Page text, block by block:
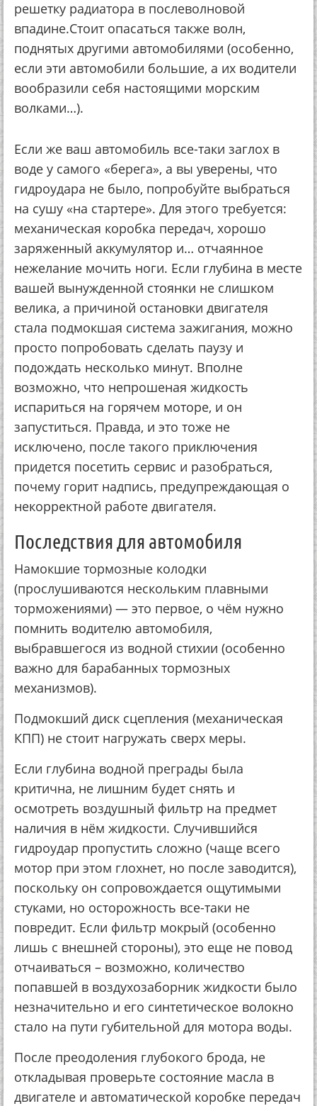
решетку радиатора в послеволновой
впадине.Стоит опасаться также волн,
поднятых другими автомобилями (особенно,
если эти автомобили большие, а их водители
вообразили себя настоящими морским
волками…).
Если же ваш автомобиль все-таки заглох в
воде у самого «берега», а вы уверены, что
гидроудара не было, попробуйте выбраться
на сушу «на стартере». Для этого требуется:
механическая коробка передач, хорошо
заряженный аккумулятор и… отчаянное
нежелание мочить ноги. Если глубина в месте
вашей вынужденной стоянки не слишком
велика, а причиной остановки двигателя
стала подмокшая система зажигания, можно
просто попробовать сделать паузу и
подождать несколько минут. Вполне
возможно, что непрошеная жидкость
испариться на горячем моторе, и он
запуститься. Правда, и это тоже не
исключено, после такого приключения
придется посетить сервис и разобраться,
почему горит надпись, предупреждающая о
некорректной работе двигателя.
Последствия для автомобиля
Намокшие тормозные колодки
(прослушиваются нескольким плавными
торможениями) — это первое, о чём нужно
помнить водителю автомобиля,
выбравшегося из водной стихии (особенно
важно для барабанных тормозных
механизмов).
Подмокший диск сцепления (механическая
КПП) не стоит нагружать сверх меры.
Если глубина водной преграды была
критична, не лишним будет снять и
осмотреть воздушный фильтр на предмет
наличия в нём жидкости. Случившийся
гидроудар пропустить сложно (чаще всего
мотор при этом глохнет, но после заводится),
поскольку он сопровождается ощутимыми
стуками, но осторожность все-таки не
повредит. Если фильтр мокрый (особенно
лишь с внешней стороны), это еще не повод
отчаиваться – возможно, количество
попавшей в воздухозаборник жидкости было
незначительно и его синтетическое волокно
стало на пути губительной для мотора воды.
После преодоления глубокого брода, не
откладывая проверьте состояние масла в
двигателе и автоматической коробке передач